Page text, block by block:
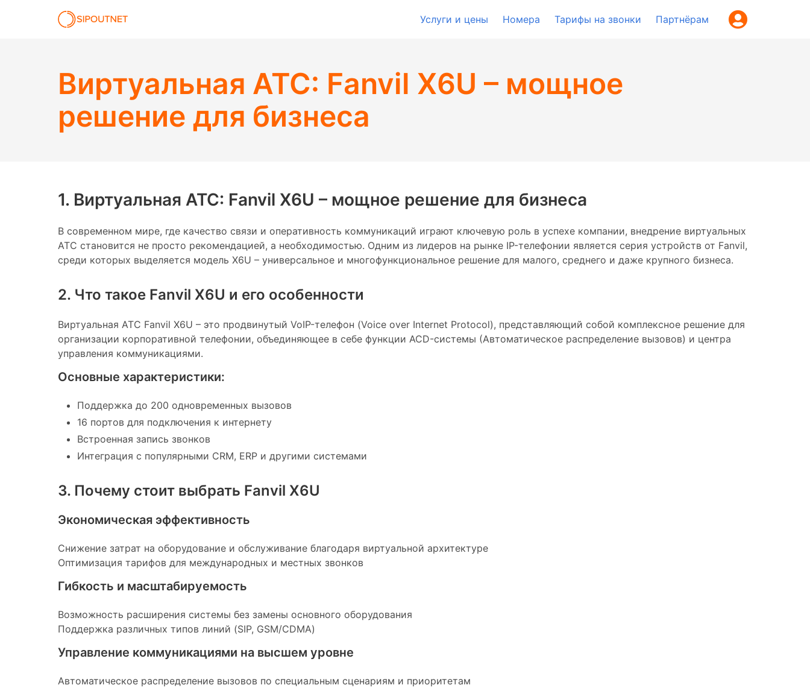
Услуги и цены Номера Тарифы на звонки Партнёрам
Виртуальная АТС: Fanvil X6U – мощное
решение для бизнеса
1. Виртуальная АТС: Fanvil X6U – мощное решение для бизнеса
В современном мире, где качество связи и оперативность коммуникаций играют ключевую роль в успехе компании, внедрение виртуальных
АТС становится не просто рекомендацией, а необходимостью. Одним из лидеров на рынке IP-телефонии является серия устройств от Fanvil,
среди которых выделяется модель X6U – универсальное и многофункциональное решение для малого, среднего и даже крупного бизнеса.
2. Что такое Fanvil X6U и его особенности
Виртуальная АТС Fanvil X6U – это продвинутый VoIP-телефон (Voice over Internet Protocol), представляющий собой комплексное решение для
организации корпоративной телефонии, объединяющее в себе функции ACD-системы (Автоматическое распределение вызовов) и центра
управления коммуникациями.
Основные характеристики:
Поддержка до 200 одновременных вызовов
16 портов для подключения к интернету
Встроенная запись звонков
Интеграция с популярными CRM, ERP и другими системами
3. Почему стоит выбрать Fanvil X6U
Экономическая эффективность
Снижение затрат на оборудование и обслуживание благодаря виртуальной архитектуре
Оптимизация тарифов для международных и местных звонков
Гибкость и масштабируемость
Возможность расширения системы без замены основного оборудования
Поддержка различных типов линий (SIP, GSM/CDMA)
Управление коммуникациями на высшем уровне
Автоматическое распределение вызовов по специальным сценариям и приоритетам